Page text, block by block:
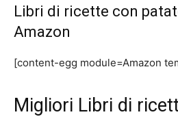
Libri di ricette con
Amazon
[content-egg module=Amazon
Migliori Libri di